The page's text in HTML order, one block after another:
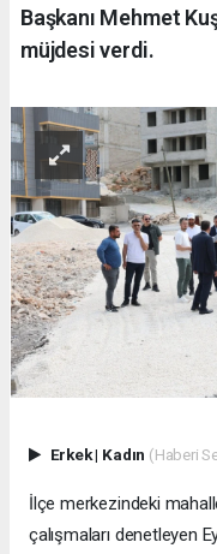
Başkanı Mehmet
müjdesi verdi.
Erkek| Kadın (Haberi
İlçe merkezindeki
çalışmaları denetleyen